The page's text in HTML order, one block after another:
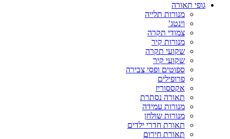
גופי תאורה
מנורות תלייה
וינטג’
צמודי תקרה
מנורות קיר
שקועי תקרה
שקועי קיר
ספוטים ופסי צבירה
פרופילים
אקססוריז
תאורה נסתרת
מנורות עמידה
מנורות שולחן
תאורת חדרי ילדים
תאורת חירום